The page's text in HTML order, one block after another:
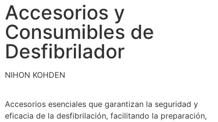
Accesorios y
Consumibles de
Desfibrilador
NIHON KOHDEN
Accesorios esenciales que garantizan la seguridad y
eficacia de la desfibrilación, facilitando la preparación,